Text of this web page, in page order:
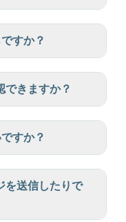
すか？
できますか？
すか？
を送信したりで